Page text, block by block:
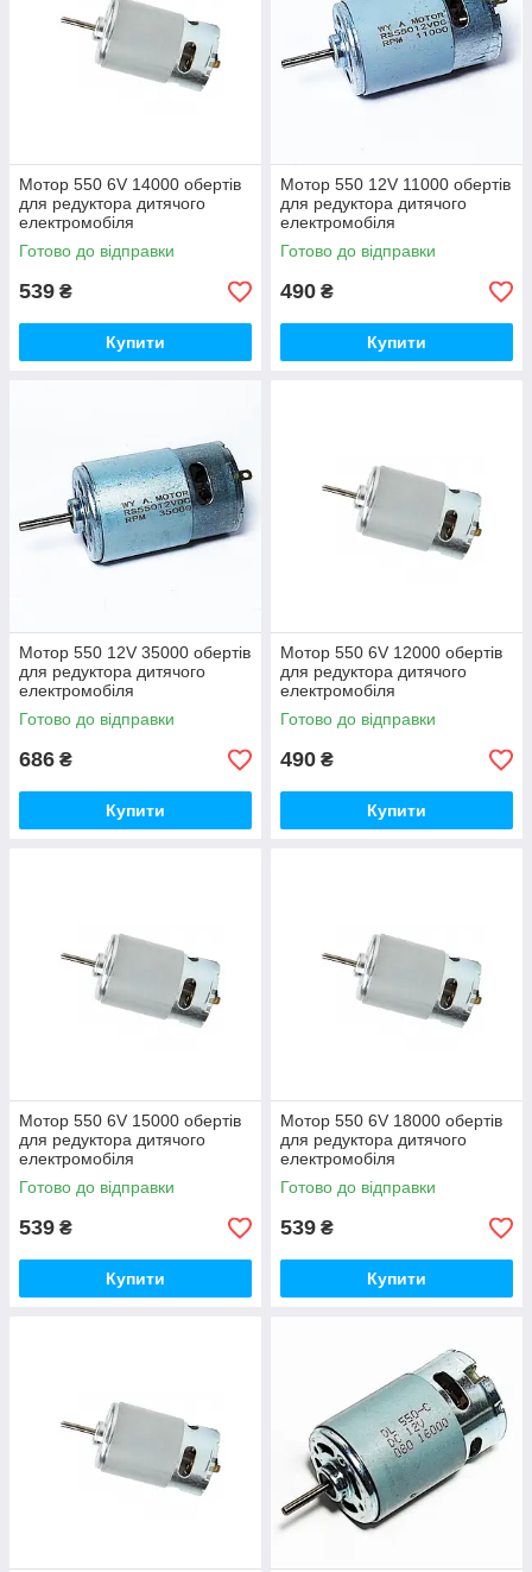
Мотор 550 6V 14000 обертів
для редуктора дитячого
електромобіля
Готово до відправки
539 ₴
Купити
Мотор 550 12V 11000 обертів
для редуктора дитячого
електромобіля
Готово до відправки
490 ₴
Купити
Мотор 550 12V 35000 обертів
для редуктора дитячого
електромобіля
Готово до відправки
686 ₴
Купити
Мотор 550 6V 12000 обертів
для редуктора дитячого
електромобіля
Готово до відправки
490 ₴
Купити
Мотор 550 6V 15000 обертів
для редуктора дитячого
електромобіля
Готово до відправки
539 ₴
Купити
Мотор 550 6V 18000 обертів
для редуктора дитячого
електромобіля
Готово до відправки
539 ₴
Купити